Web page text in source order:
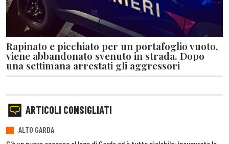
Rapinato e picchiato per un portafoglio vuoto,
viene abbandonato svenuto in strada. Dopo
una settimana arrestati gli aggressori
ARTICOLI CONSIGLIATI
ALTO GARDA